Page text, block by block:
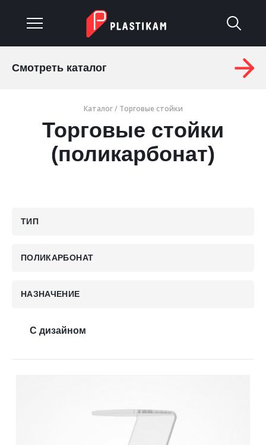
Услуги
Изделия на заказ
Оплата и доставка
Гарантия
Отправить заявку
Смотреть каталог
Каталог/ Торговые стойки
Торговые стойки
(поликарбонат)
ТИП
ПОЛИКАРБОНАТ
НАЗНАЧЕНИЕ
С дизайном